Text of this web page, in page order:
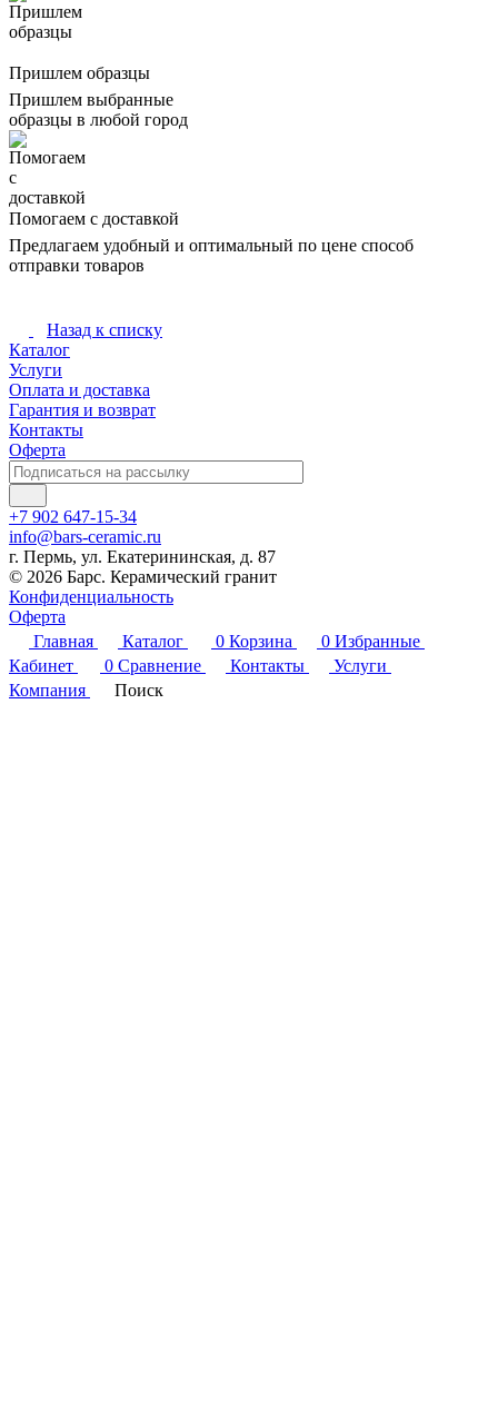
Пришлем образцы
Пришлем выбранные
образцы в любой город
Помогаем с доставкой
Предлагаем удобный и оптимальный по цене способ
отправки товаров
Назад к списку
Каталог
Услуги
Оплата и доставка
Гарантия и возврат
Контакты
Оферта
+7 902 647-15-34
info@bars-ceramic.ru
г. Пермь, ул. Екатерининская, д. 87
© 2026 Барс. Керамический гранит
Конфиденциальность
Оферта
Главная
Каталог 0 Корзина 0 Избранные
Кабинет
0 Сравнение Контакты
Услуги
Компания
Поиск